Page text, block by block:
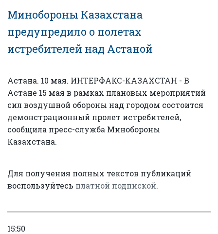
Минобороны Казахстана
предупредило о полетах
истребителей над Астаной
Астана. 10 мая. ИНТЕРФАКС-КАЗАХСТАН - В
Астане 15 мая в рамках плановых мероприятий
сил воздушной обороны над городом состоится
демонстрационный пролет истребителей,
сообщила пресс-служба Минобороны
Казахстана.
Для получения полных текстов публикаций
воспользуйтесь платной подпиской.
15:50